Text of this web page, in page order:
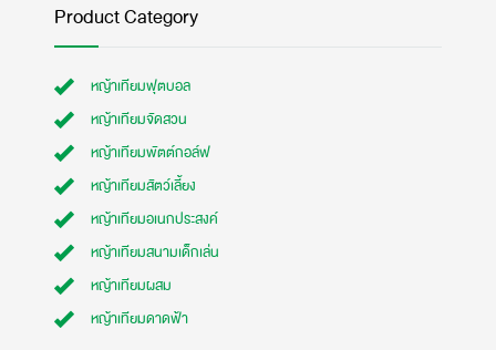
Product Category
หญ้าเทียมฟุตบอล
หญ้าเทียมจัดสวน
หญ้าเทียมพัตต์กอล์ฟ
หญ้าเทียมสัตว์เลี้ยง
หญ้าเทียมอเนกประสงค์
หญ้าเทียมสนามเด็กเล่น
หญ้าเทียมผสม
หญ้าเทียมดาดฟ้า